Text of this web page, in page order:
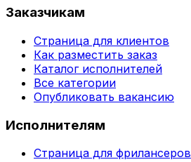
Заказчикам
Страница для клиентов
Как разместить заказ
Каталог исполнителей
Все категории
Опубликовать вакансию
Исполнителям
Страница для фрилансеров